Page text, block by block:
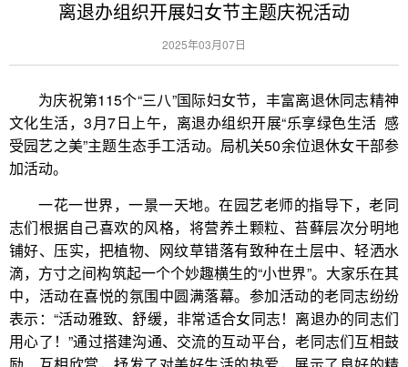
离退办组织开展妇女节主题庆祝活动
2025年03月07日
为庆祝第115个“三八”国际妇女节，丰富离退休同志精神
文化生活，3月7日上午，离退办组织开展“乐享绿色生活 感
受园艺之美”主题生态手工活动。局机关50余位退休女干部参
加活动。
一花一世界，一景一天地。在园艺老师的指导下，老同
志们根据自己喜欢的风格，将营养土颗粒、苔藓层次分明地
铺好、压实，把植物、网纹草错落有致种在土层中、轻洒水
滴，方寸之间构筑起一个个妙趣横生的“小世界”。大家乐在其
中，活动在喜悦的氛围中圆满落幕。参加活动的老同志纷纷
表示：“活动雅致、舒缓，非常适合女同志！离退办的同志们
用心了！”通过搭建沟通、交流的互动平台，老同志们互相鼓